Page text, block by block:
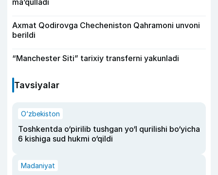
Axmat Qodirovga Checheniston Qahramoni unvoni
berildi
“Manchester Siti” tarixiy transferni yakunladi
Tavsiyalar
O‘zbekiston
Toshkentda o‘pirilib tushgan yo‘l qurilishi bo‘yicha
6 kishiga sud hukmi o‘qildi
Madaniyat